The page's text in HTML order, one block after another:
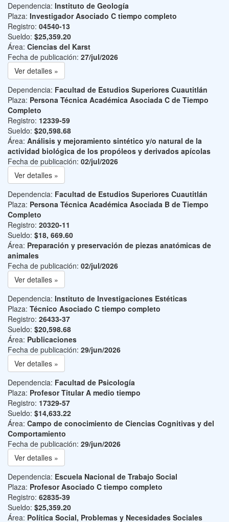
Dependencia: Instituto de Geología
Plaza: Investigador Asociado C tiempo completo
Registro: 04540-13
Sueldo: $25,359.20
Área: Ciencias del Karst
Fecha de publicación: 27/jul/2026
Ver detalles »
Dependencia: Facultad de Estudios Superiores Cuautitlán
Plaza: Persona Técnica Académica Asociada C de Tiempo
Completo
Registro: 12339-59
Sueldo: $20,598.68
Área: Análisis y mejoramiento sintético y/o natural de la
actividad biológica de los propóleos y derivados apícolas
Fecha de publicación: 02/jul/2026
Ver detalles »
Dependencia: Facultad de Estudios Superiores Cuautitlán
Plaza: Persona Técnica Académica Asociada B de Tiempo
Completo
Registro: 20320-11
Sueldo: $18, 669.60
Área: Preparación y preservación de piezas anatómicas de
animales
Fecha de publicación: 02/jul/2026
Ver detalles »
Dependencia: Instituto de Investigaciones Estéticas
Plaza: Técnico Asociado C tiempo completo
Registro: 26433-37
Sueldo: $20,598.68
Área: Publicaciones
Fecha de publicación: 29/jun/2026
Ver detalles »
Dependencia: Facultad de Psicología
Plaza: Profesor Titular A medio tiempo
Registro: 17329-57
Sueldo: $14,633.22
Área: Campo de conocimiento de Ciencias Cognitivas y del
Comportamiento
Fecha de publicación: 29/jun/2026
Ver detalles »
Dependencia: Escuela Nacional de Trabajo Social
Plaza: Profesor Asociado C tiempo completo
Registro: 62835-39
Sueldo: $25,359.20
Área: Política Social, Problemas y Necesidades Sociales